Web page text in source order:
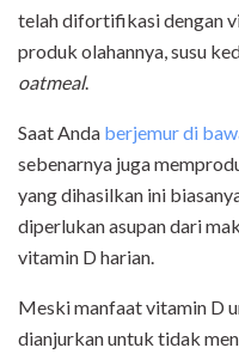
telah difortifikasi dengan
produk olahannya, susu
oatmeal.
Saat Anda berjemur di
sebenarnya juga
yang dihasilkan ini
diperlukan asupan dari
vitamin D harian.
Meski manfaat vitamin D
dianjurkan untuk tidak